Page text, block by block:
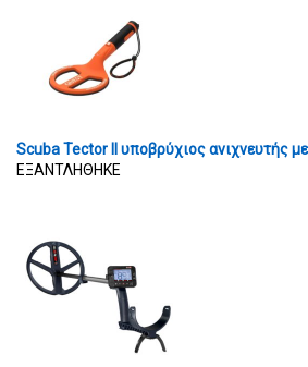
Scuba Tector II υποβρύχιος ανιχνευτής
ΕΞΑΝΤΛΗΘΗΚΕ